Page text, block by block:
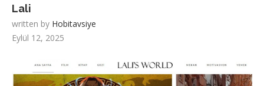
Lali
written by Hobitavsiye
Eylül 12, 2025